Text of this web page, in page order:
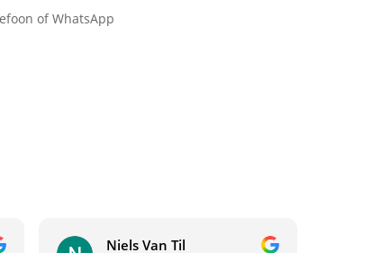
of WhatsApp
Niels Van Til